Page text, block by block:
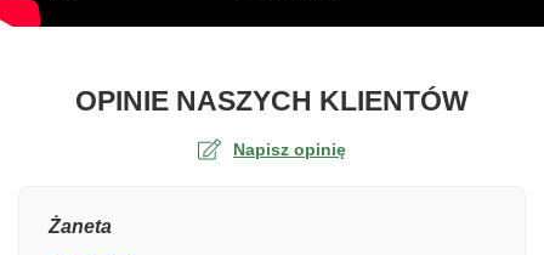
OPINIE NASZYCH KLIENTÓWO
Napisz opinię
Żaneta